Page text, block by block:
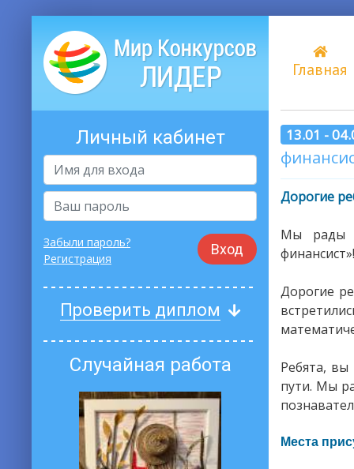
Главная
Личный кабинет
Вход
Забыли пароль?
Регистрация
Проверить диплом
Случайная работа
13.01 -
Дорогие
Мы рады
финансист»!
Дорогие
Ребята, вы
пути. Мы
Места